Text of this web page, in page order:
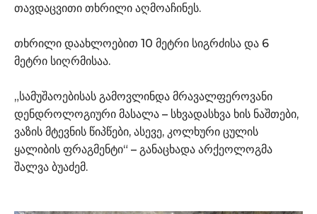
თავდაცვითი თხრილი აღმოაჩინეს.
თხრილი დაახლოებით 10 მეტრი სიგრძისა და 6
მეტრი სიღრმისაა.
„სამუშაოებისას გამოვლინდა მრავალფეროვანი
დენდროლოგიური მასალა – სხვადასხვა ხის ნაშთები,
ვაზის მტევნის წიპწები, ასევე, კოლხური ცულის
ყალიბის ფრაგმენტი“ – განაცხადა არქეოლოგმა
შალვა ბუაძემ.